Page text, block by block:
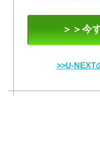
＞＞今
>>U-NEXT